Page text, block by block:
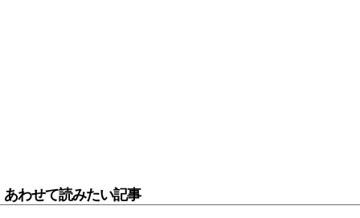
あわせて読みたい記事